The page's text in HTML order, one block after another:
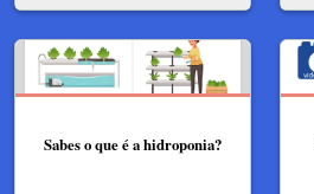
Sabes o que é a hidroponia?